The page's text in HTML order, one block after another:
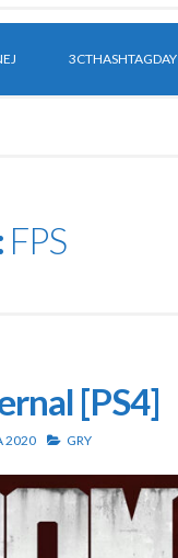
3CTHASHTAGDAY
FPS
[PS4]
2020 GRY